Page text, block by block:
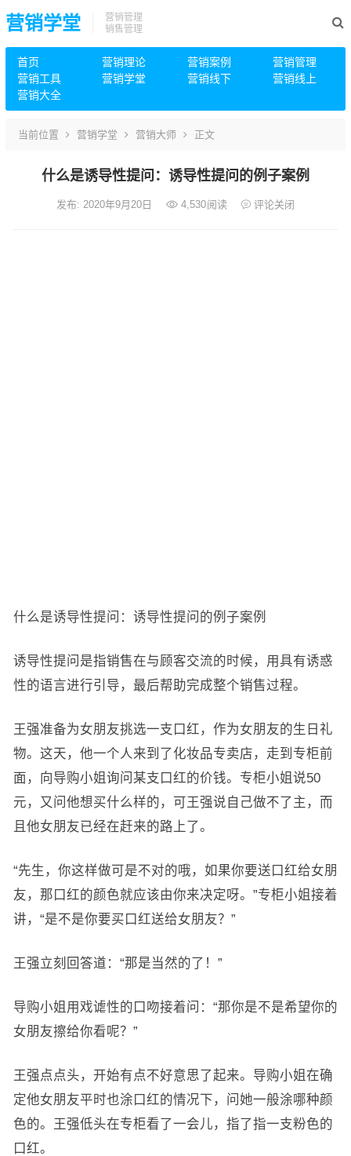
营销学堂
营销管理
销售管理
首页 营销理论 营销案例
营销管理
营销工具
营销学堂 营销线下
营销线上
营销大全
当前位置 营销学堂 营销大师 正文
什么是诱导性提问：诱导性提问的例子案例
发布: 2020年9月20日 4,530阅读 评论关闭
什么是诱导性提问：诱导性提问的例子案例
诱导性提问是指销售在与顾客交流的时候，用具有诱惑
性的语言进行引导，最后帮助完成整个销售过程。
王强准备为女朋友挑选一支口红，作为女朋友的生日礼
物。这天，他一个人来到了化妆品专卖店，走到专柜前
面，向导购小姐询问某支口红的价钱。专柜小姐说50
元，又问他想买什么样的，可王强说自己做不了主，而
且他女朋友已经在赶来的路上了。
“先生，你这样做可是不对的哦，如果你要送口红给女朋
友，那口红的颜色就应该由你来决定呀。”专柜小姐接着
讲，“是不是你要买口红送给女朋友？”
王强立刻回答道：“那是当然的了！”
导购小姐用戏谑性的口吻接着问：“那你是不是希望你的
女朋友擦给你看呢？”
王强点点头，开始有点不好意思了起来。导购小姐在确
定他女朋友平时也涂口红的情况下，问她一般涂哪种颜
色的。王强低头在专柜看了一会儿，指了指一支粉色的
口红。